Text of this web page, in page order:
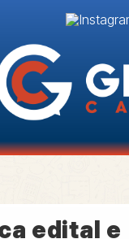
edital e